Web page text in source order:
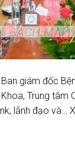
giám đốc
Trung
lãnh đạo và…